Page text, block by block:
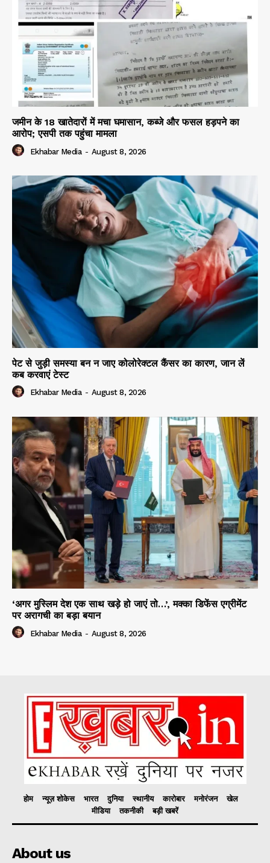
जमीन के 18 खातेदारों में मचा घमासान, कब्जे और फसल हड़पने का
आरोप; एसपी तक पहुंचा मामला
Ekhabar Media - August 8, 2026
पेट से जुड़ी समस्या बन न जाए कोलोरेक्टल कैंसर का कारण, जान लें
कब करवाएं टेस्ट
Ekhabar Media - August 8, 2026
‘अगर मुस्लिम देश एक साथ खड़े हो जाएं तो…’, मक्का डिफेंस एग्रीमेंट
पर अरागची का बड़ा बयान
Ekhabar Media - August 8, 2026
होम न्यूज़ शोकेस भारत दुनिया स्थानीय कारोबार मनोरंजन
खेल
मीडिया
तकनीकी बड़ी खबरें
About us